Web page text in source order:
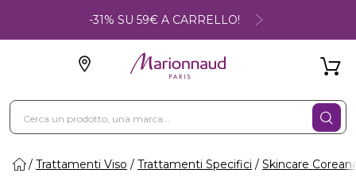
-31% SU 59€ A CARRELLO!
Trattamenti Viso Trattamenti Specifici Skincare